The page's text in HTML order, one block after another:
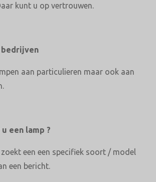
kunt u op vertrouwen.
aan particulieren maar ook aan
een lamp ?
een een specifiek soort / model
een bericht.